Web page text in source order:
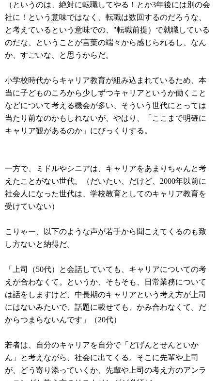
（というのは、絶対に転職してやる！とか3年後には別の会
社に！という意味ではなく、転職は数回するのだろうな、
と考えているという意味での、"転職前提）で就職している
のだな、ということが言葉の端々から感じられるし、なん
か、すごいな、と思うからだ。
小学校時代からキャリア教育が組み込まれているため、本
当に子どものころから少しずつキャリアというか働くこと
などについて考える機会が多い、そういう世代にとっては
当たり前なのかもしれないが、やはり、「ここまで明確に
キャリア観があるのか」にびっくりする。
一方で、ミドルやシニアは、キャリアをあまりちゃんと考
えたことがない世代。（だいたい、だけど、2000年以前に
社会人になった世代は、学校教育としてのキャリア教育を
受けていない）
こりゃー、以下のような声が若手から聞こえてくるのも致
し方ないと納得だ。
「上司（50代）と会話していても、キャリアについての考
えが合わなくて。というか、そもそも、日常業務について
は話をしますけど、中長期のキャリアという考え方が上司
にはないみたいで、話題に載せても、かみ合わなくて。だ
からつまらないんです」（20代）
若者は、自分のキャリアを自分で「どげんとせんといか
ん」と考えながら、社会に出てくる。そこに先輩や上司
が、どう寄り添っていくか、先輩や上司の考え方のアンラ